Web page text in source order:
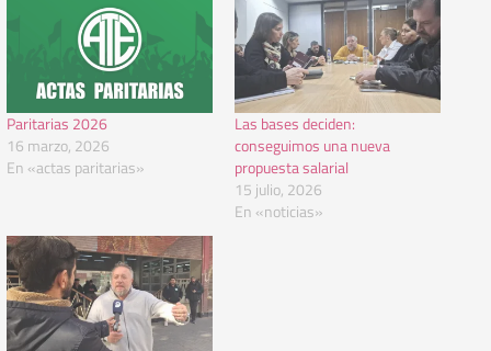
Paritarias 2026
16 marzo, 2026
En «actas paritarias»
Las bases deciden:
conseguimos una nueva
propuesta salarial
15 julio, 2026
En «noticias»